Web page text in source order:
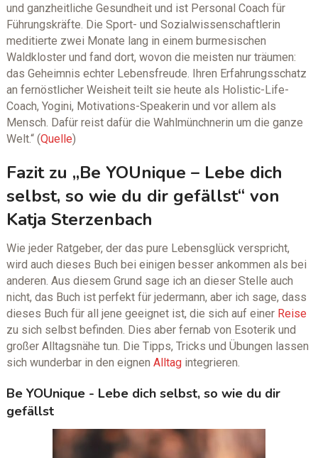
und ganzheitliche Gesundheit und ist Personal Coach für
Führungskräfte. Die Sport- und Sozialwissenschaftlerin
meditierte zwei Monate lang in einem burmesischen
Waldkloster und fand dort, wovon die meisten nur träumen:
das Geheimnis echter Lebensfreude. Ihren Erfahrungsschatz
an fernöstlicher Weisheit teilt sie heute als Holistic-Life-
Coach, Yogini, Motivations-Speakerin und vor allem als
Mensch. Dafür reist dafür die Wahlmünchnerin um die ganze
Welt.“ (Quelle)
Fazit zu „Be YOUnique – Lebe dich
selbst, so wie du dir gefällst“ von
Katja Sterzenbach
Wie jeder Ratgeber, der das pure Lebensglück verspricht,
wird auch dieses Buch bei einigen besser ankommen als bei
anderen. Aus diesem Grund sage ich an dieser Stelle auch
nicht, das Buch ist perfekt für jedermann, aber ich sage, dass
dieses Buch für all jene geeignet ist, die sich auf einer Reise
zu sich selbst befinden. Dies aber fernab von Esoterik und
großer Alltagsnähe tun. Die Tipps, Tricks und Übungen lassen
sich wunderbar in den eignen Alltagintegrieren.
Be YOUnique - Lebe dich selbst, so wie du dir
gefällst